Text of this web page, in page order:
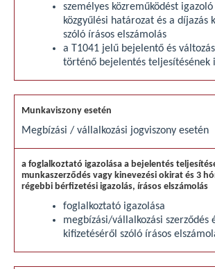
személyes közreműködést
közgyűlési határozat és a díjazás
szóló írásos elszámolás
a T1041 jelű bejelentő és
történő bejelentés teljesítésének
Megbízási / vállalkozási jogviszony esetén
foglalkoztató igazolása
megbízási/vállalkozási szerződés
kifizetéséről szóló írásos